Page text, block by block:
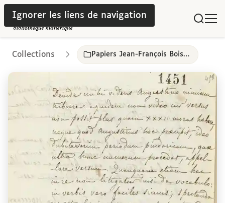
Ignorer les liens de navigation
Collections Papiers Jean-François Boissonade